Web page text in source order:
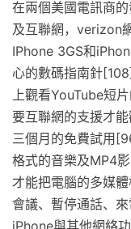
在兩個美國電訊商
及互聯網，verizon
IPhone 3GS和
心的數碼指南針
上觀看YouTube短
要互聯網的支援才
三個月的免費試用
格式的音樂及MP4
才能把電腦的多媒
會議、暫停通話、